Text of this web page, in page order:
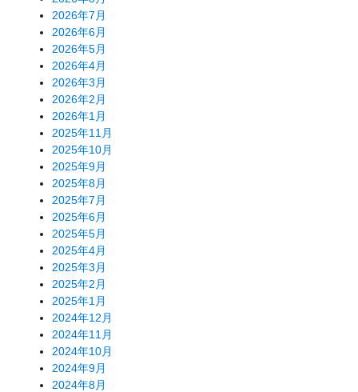
2026年7月
2026年6月
2026年5月
2026年4月
2026年3月
2026年2月
2026年1月
2025年11月
2025年10月
2025年9月
2025年8月
2025年7月
2025年6月
2025年5月
2025年4月
2025年3月
2025年2月
2025年1月
2024年12月
2024年11月
2024年10月
2024年9月
2024年8月